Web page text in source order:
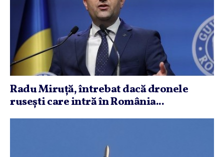
Radu Miruţă, întrebat dacă dronele
ruseşti care intră în România...